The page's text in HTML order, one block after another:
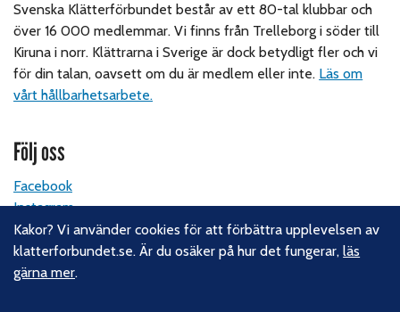
Svenska Klätterförbundet består av ett 80-tal klubbar och
över 16 000 medlemmar. Vi finns från Trelleborg i söder till
Kiruna i norr. Klättrarna i Sverige är dock betydligt fler och vi
för din talan, oavsett om du är medlem eller inte. Läs om
vårt hållbarhetsarbete.
Följ oss
Facebook
Instagram
Linkedin
Nyhetsbrev
Kakor? Vi använder cookies för att förbättra upplevelsen av
klatterforbundet.se. Är du osäker på hur det fungerar,läs
gärna mer.